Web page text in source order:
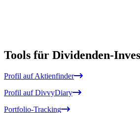
Tools für Dividenden-
Profil auf Aktienfinder
Profil auf DivvyDiary
Portfolio-Tracking